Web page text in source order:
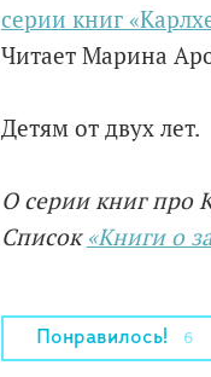
серии книг
Читает Марина
Детям от двух лет.
О серии книг про
Список «Книги о
Понравилось! 6